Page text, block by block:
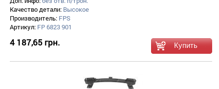
Качество детали: Высокое
Производитель: FPS
Артикул: FP 6823 901
4 187,65 грн.